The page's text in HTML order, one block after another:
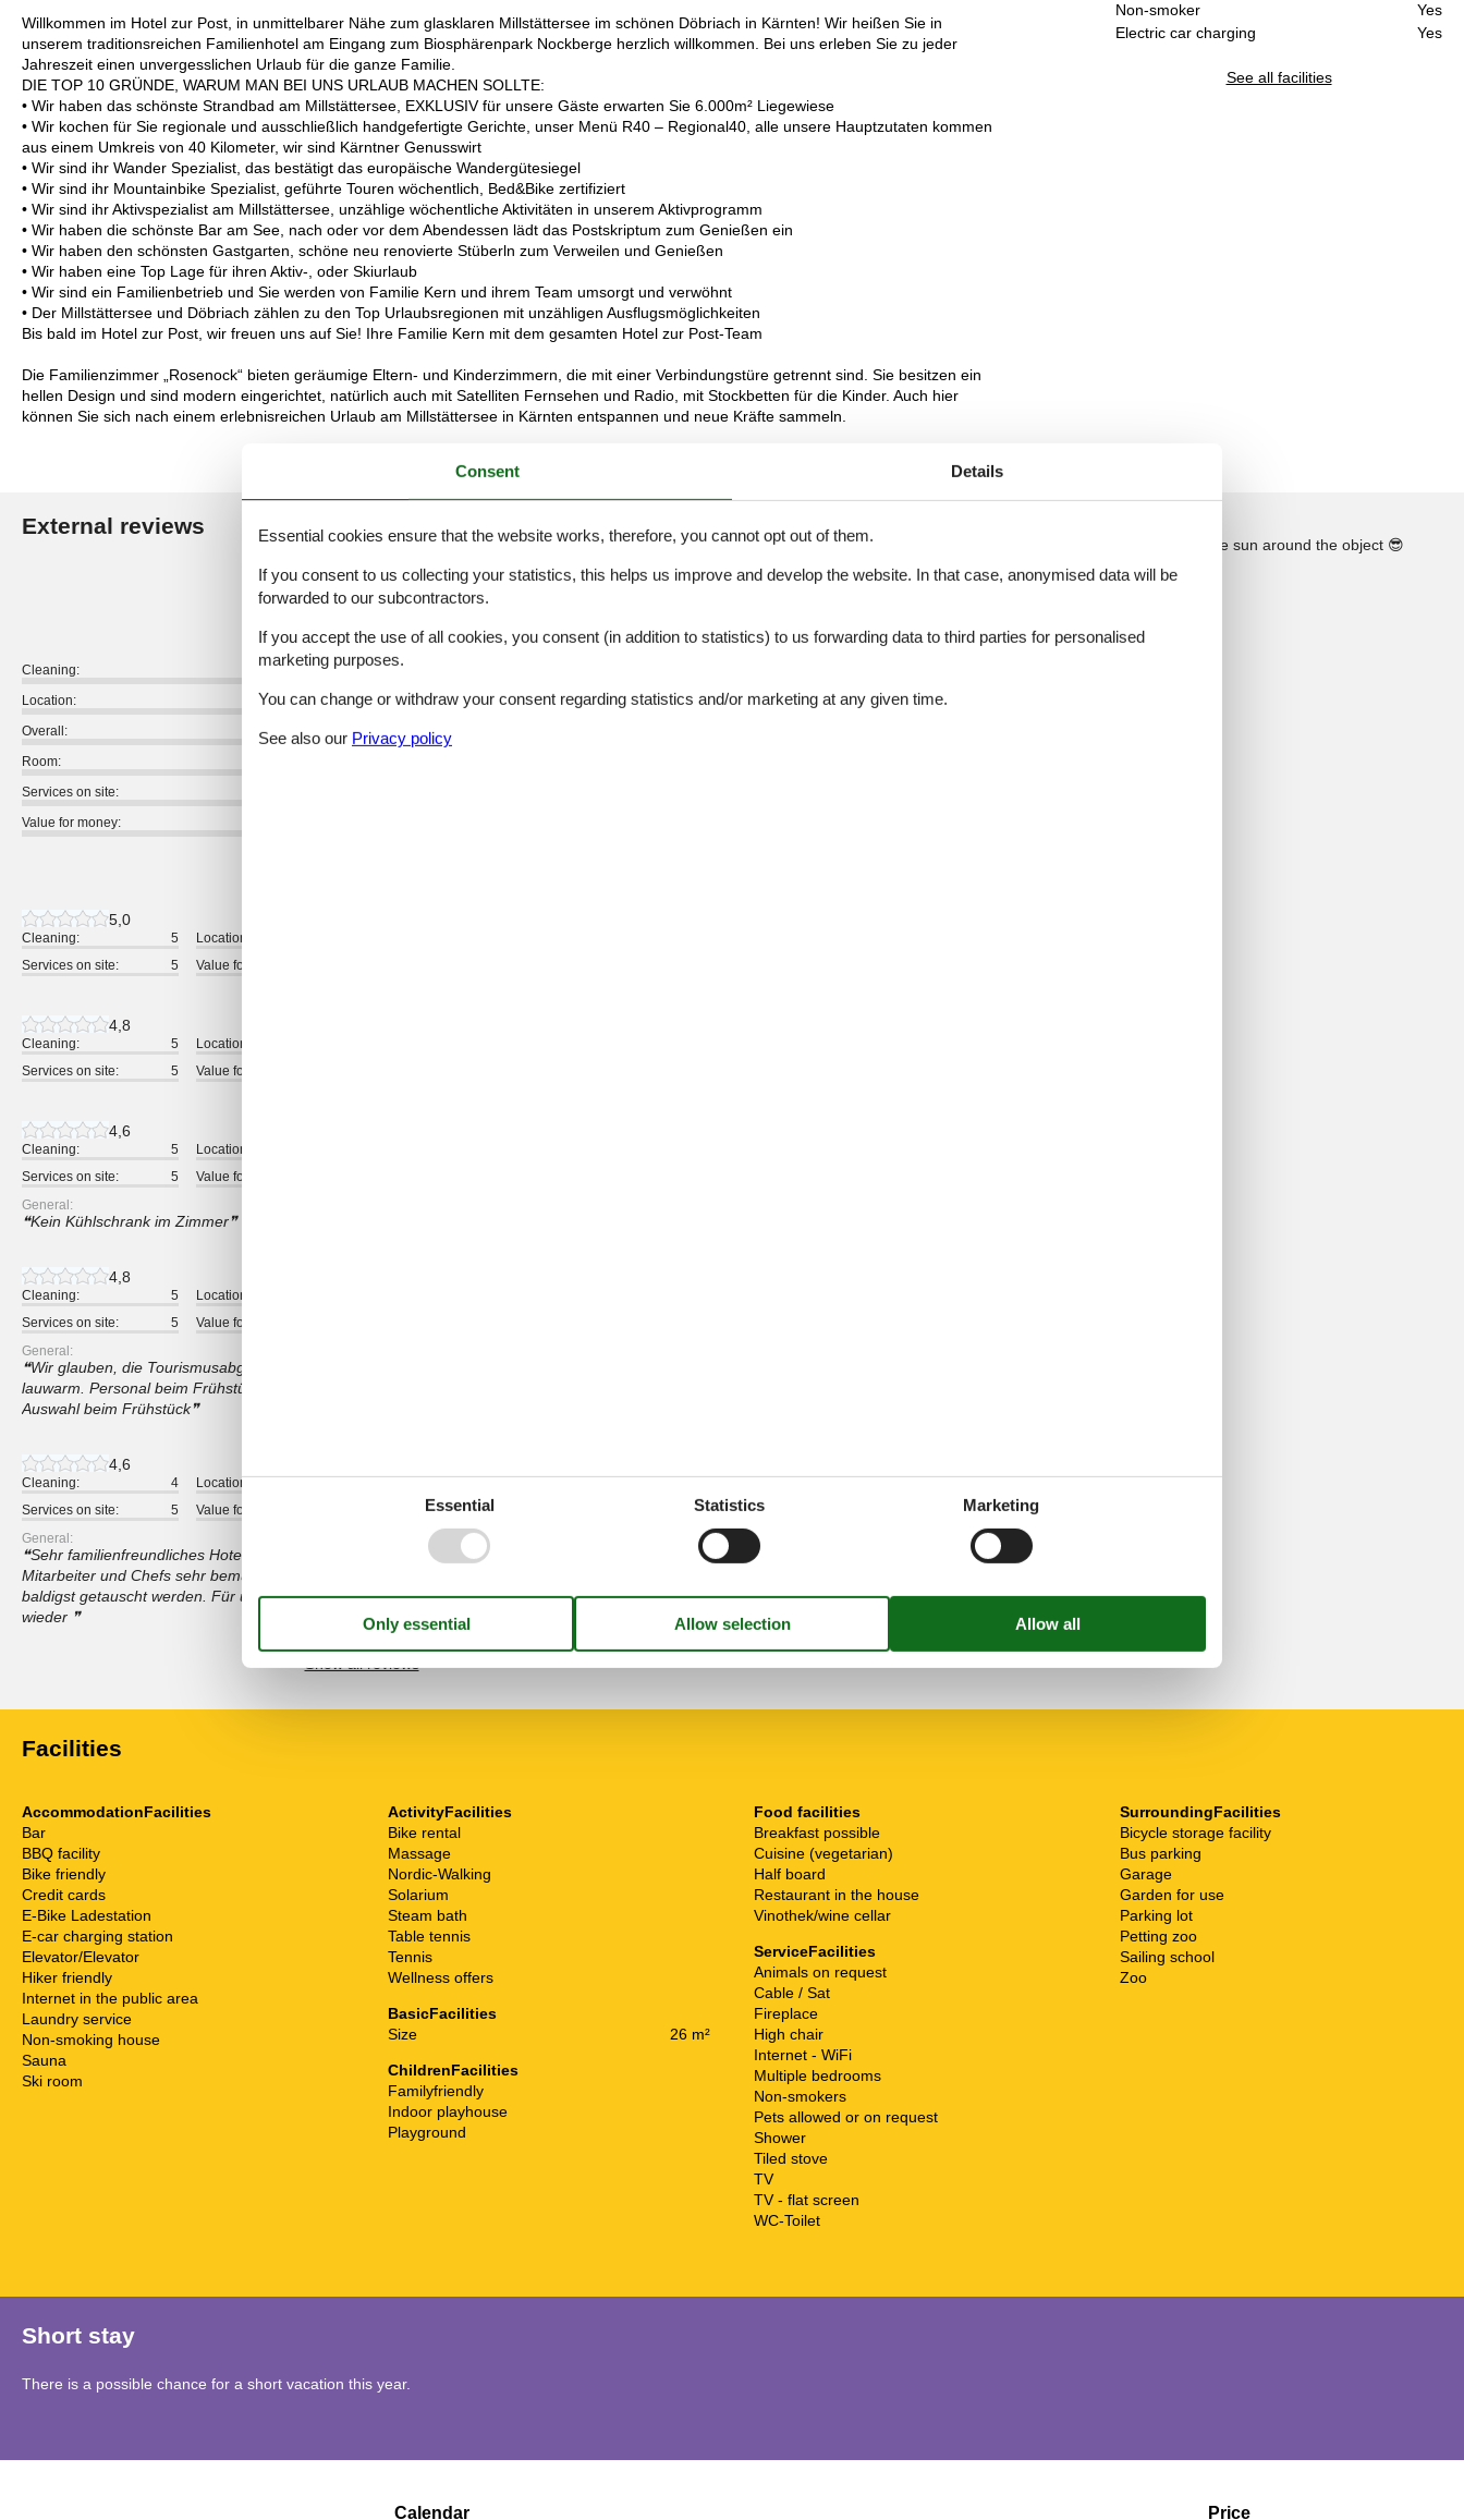
Non-smoker
Yes
Electric car charging
Yes
See all facilities
Willkommen im Hotel zur Post, in unmittelbarer Nähe zum glasklaren Millstättersee im schönen Döbriach in Kärnten! Wir heißen Sie in
unserem traditionsreichen Familienhotel am Eingang zum Biosphärenpark Nockberge herzlich willkommen. Bei uns erleben Sie zu jeder
Jahreszeit einen unvergesslichen Urlaub für die ganze Familie.
DIE TOP 10 GRÜNDE, WARUM MAN BEI UNS URLAUB MACHEN SOLLTE:
• Wir haben das schönste Strandbad am Millstättersee, EXKLUSIV für unsere Gäste erwarten Sie 6.000m² Liegewiese
• Wir kochen für Sie regionale und ausschließlich handgefertigte Gerichte, unser Menü R40 – Regional40, alle unsere Hauptzutaten kommen
aus einem Umkreis von 40 Kilometer, wir sind Kärntner Genusswirt
• Wir sind ihr Wander Spezialist, das bestätigt das europäische Wandergütesiegel
• Wir sind ihr Mountainbike Spezialist, geführte Touren wöchentlich, Bed&Bike zertifiziert
• Wir sind ihr Aktivspezialist am Millstättersee, unzählige wöchentliche Aktivitäten in unserem Aktivprogramm
• Wir haben die schönste Bar am See, nach oder vor dem Abendessen lädt das Postskriptum zum Genießen ein
• Wir haben den schönsten Gastgarten, schöne neu renovierte Stüberln zum Verweilen und Genießen
• Wir haben eine Top Lage für ihren Aktiv-, oder Skiurlaub
• Wir sind ein Familienbetrieb und Sie werden von Familie Kern und ihrem Team umsorgt und verwöhnt
• Der Millstättersee und Döbriach zählen zu den Top Urlaubsregionen mit unzähligen Ausflugsmöglichkeiten
Bis bald im Hotel zur Post, wir freuen uns auf Sie! Ihre Familie Kern mit dem gesamten Hotel zur Post-Team
Die Familienzimmer „Rosenock“ bieten geräumige Eltern- und Kinderzimmern, die mit einer Verbindungstüre getrennt sind. Sie besitzen ein
hellen Design und sind modern eingerichtet, natürlich auch mit Satelliten Fernsehen und Radio, mit Stockbetten für die Kinder. Auch hier
können Sie sich nach einem erlebnisreichen Urlaub am Millstättersee in Kärnten entspannen und neue Kräfte sammeln.
External reviews Our guest reviews External reviews
4,5
Cleaning:
Location:
4,4
Overall:
Room:
Services on site:
Value for money:
5,0
Cleaning: 5 Location:
Services on site:
5 Value for money:
4,8
Cleaning: 5 Location:
Services on site:
5 Value for money:
4,6
Cleaning: 5 Location:
Services on site:
5 Value for money:
General:
Kein Kühlschrank im Zimmer
4,8
Cleaning: 5 Location:
Services on site:
5 Value for money:
General:
Wir glauben, die Tourismusabgabe doppelt bezahlt zu haben, das Essen beim Abendbuffet war
lauwarm. Personal beim Frühstück und an der Rezeption waren sehr freundlich und sehr große
Auswahl beim Frühstück
4,6
Cleaning: 4 Location:
Services on site:
5 Value for money:
General:
Sehr familienfreundliches Hotel mit Top Lage und traumhaften, eigenen Horelstrand. Alles
Mitarbeiter und Chefs sehr bemüht. Einzigst die Matrazen in den Familienzimmern müssten
baldigst getauscht werden. Für uns ein rundum toller Urlaub mit tollem Freizeitangebot. Gerne
wieder
Show all reviews
See nearby objects See the course of the sun around the object 😎
Facilities
AccommodationFacilities
Bar
BBQ facility
Bike friendly
Credit cards
E-Bike Ladestation
E-car charging station
Elevator/Elevator
Hiker friendly
Internet in the public area
Laundry service
Non-smoking house
Sauna
Ski room
ActivityFacilities
Bike rental
Massage
Nordic-Walking
Solarium
Steam bath
Table tennis
Tennis
Wellness offers
BasicFacilities
Size
26 m²
ChildrenFacilities
Familyfriendly
Indoor playhouse
Playground
Food facilities
Breakfast possible
Cuisine (vegetarian)
Half board
Restaurant in the house
Vinothek/wine cellar
ServiceFacilities
Animals on request
Cable / Sat
Fireplace
High chair
Internet - WiFi
Multiple bedrooms
Non-smokers
Pets allowed or on request
Shower
Tiled stove
TV
TV - flat screen
WC-Toilet
SurroundingFacilities
Bicycle storage facility
Bus parking
Garage
Garden for use
Parking lot
Petting zoo
Sailing school
Zoo
Short stay
There is a possible chance for a short vacation this year.
Calendar Price
Consent Details
Essential cookies ensure that the website works, therefore, you cannot opt out of them.
If you consent to us collecting your statistics, this helps us improve and develop the website. In that case, anonymised data will be
forwarded to our subcontractors.
If you accept the use of all cookies, you consent (in addition to statistics) to us forwarding data to third parties for personalised
marketing purposes.
You can change or withdraw your consent regarding statistics and/or marketing at any given time.
See also our Privacy policy
Essential Statistics Marketing